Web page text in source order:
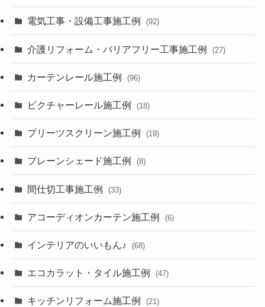
電気工事・設備工事施工例 (92)
介護リフォーム・バリアフリー工事施工例 (27)
カーテンレール施工例 (96)
ピクチャーレール施工例 (18)
プリーツスクリーン施工例 (19)
プレーンシェード施工例 (8)
間仕切工事施工例 (33)
アコーディオンカーテン施工例 (6)
インテリアのいいもん♪ (68)
エコカラット・タイル施工例 (47)
キッチンリフォーム施工例 (21)